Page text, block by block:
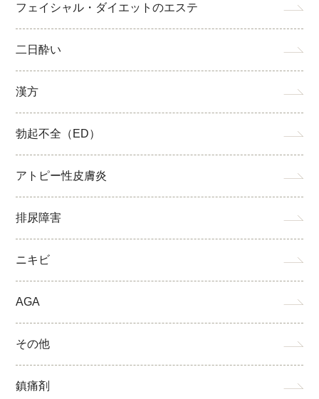
フェイシャル・ダイエットのエステ
二日酔い
漢方
勃起不全（ED）
アトピー性皮膚炎
排尿障害
ニキビ
AGA
その他
鎮痛剤